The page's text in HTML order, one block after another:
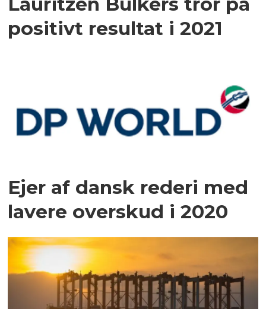
positivt resultat i 2021
Ejer af dansk rederi med
lavere overskud i 2020